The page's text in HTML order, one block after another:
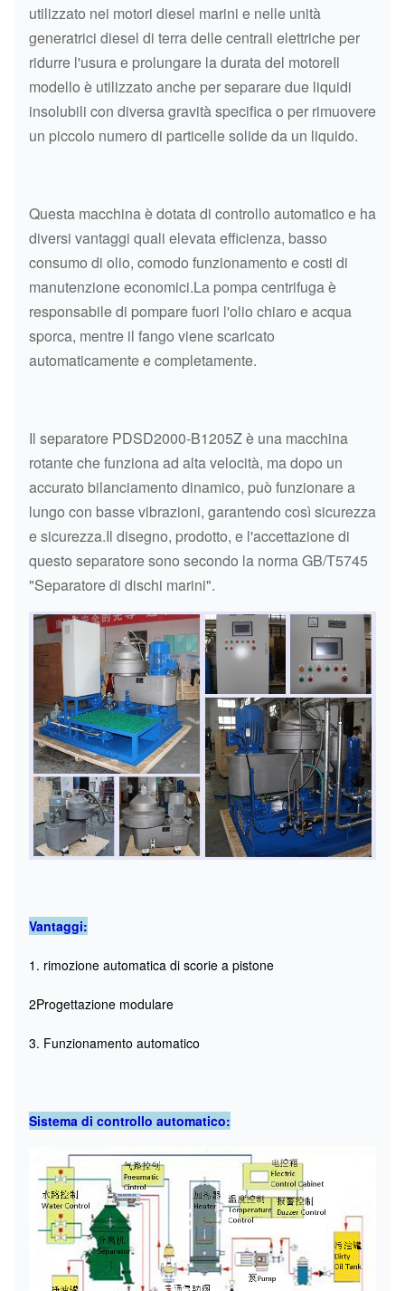
utilizzato nei motori diesel marini e nelle unità
generatrici diesel di terra delle centrali elettriche per
ridurre l'usura e prolungare la durata del motoreIl
modello è utilizzato anche per separare due liquidi
insolubili con diversa gravità specifica o per rimuovere
un piccolo numero di particelle solide da un liquido.
Questa macchina è dotata di controllo automatico e ha
diversi vantaggi quali elevata efficienza, basso
consumo di olio, comodo funzionamento e costi di
manutenzione economici.La pompa centrifuga è
responsabile di pompare fuori l'olio chiaro e acqua
sporca, mentre il fango viene scaricato
automaticamente e completamente.
Il separatore PDSD2000-B1205Z è una macchina
rotante che funziona ad alta velocità, ma dopo un
accurato bilanciamento dinamico, può funzionare a
lungo con basse vibrazioni, garantendo così sicurezza
e sicurezza.Il disegno, prodotto, e l'accettazione di
questo separatore sono secondo la norma GB/T5745
"Separatore di dischi marini".
Vantaggi:
1. rimozione automatica di scorie a pistone
2Progettazione modulare
3. Funzionamento automatico
Sistema di controllo automatico: